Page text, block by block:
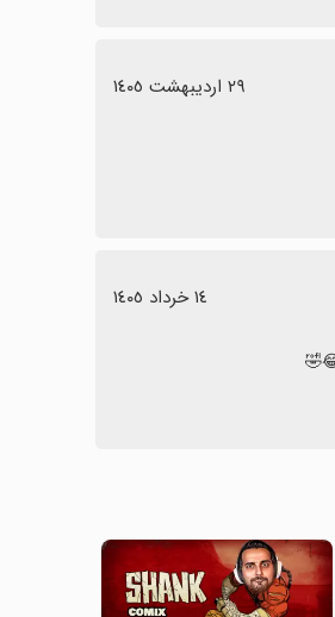
٢٩ اردیبهشت ١٤٠٥
١٤ خرداد ١٤٠٥